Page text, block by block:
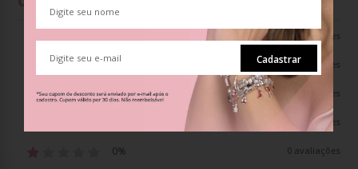
0 avaliações
0% 0 avaliações
0% 0 avaliações
0 avaliações
0% 0 avaliações
Cadastrar